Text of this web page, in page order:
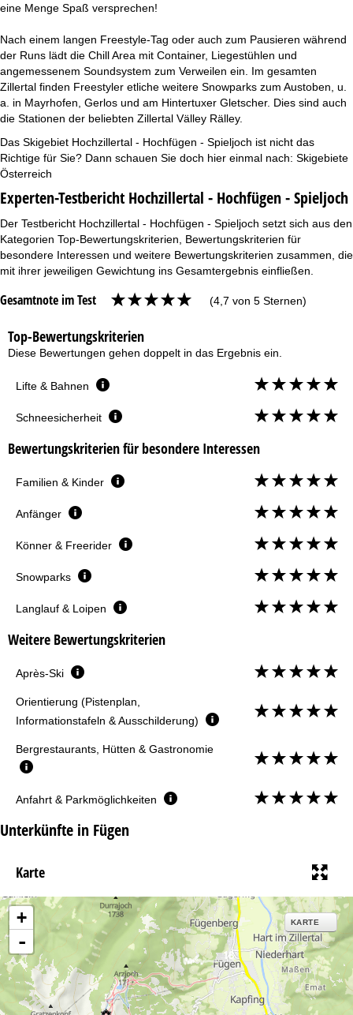
eine Menge Spaß versprechen!
Nach einem langen Freestyle-Tag oder auch zum Pausieren während
der Runs lädt die Chill Area mit Container, Liegestühlen und
angemessenem Soundsystem zum Verweilen ein. Im gesamten
Zillertal finden Freestyler etliche weitere Snowparks zum Austoben, u.
a. in Mayrhofen, Gerlos und am Hintertuxer Gletscher. Dies sind auch
die Stationen der beliebten Zillertal Välley Rälley.
Das Skigebiet Hochzillertal - Hochfügen - Spieljoch ist nicht das
Richtige für Sie? Dann schauen Sie doch hier einmal nach: Skigebiete
Österreich
Experten-Testbericht Hochzillertal - Hochfügen - Spieljoch
Der Testbericht Hochzillertal - Hochfügen - Spieljoch setzt sich aus den
Kategorien Top-Bewertungskriterien, Bewertungskriterien für
besondere Interessen und weitere Bewertungskriterien zusammen, die
mit ihrer jeweiligen Gewichtung ins Gesamtergebnis einfließen.
Gesamtnote im Test (4,7 von 5 Sternen)
Top-Bewertungskriterien
Diese Bewertungen gehen doppelt in das Ergebnis ein.
Lifte & Bahnen
Schneesicherheit
Bewertungskriterien für besondere Interessen
Familien & Kinder
Anfänger
Könner & Freerider
Snowparks
Langlauf & Loipen
Weitere Bewertungskriterien
Après-Ski
Orientierung (Pistenplan,
Informationstafeln & Ausschilderung)
Bergrestaurants, Hütten & Gastronomie
Anfahrt & Parkmöglichkeiten
Unterkünfte in Fügen
Karte
18
+
-
KARTE